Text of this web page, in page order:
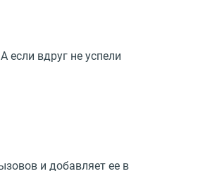
если вдруг не успели
и добавляет ее в